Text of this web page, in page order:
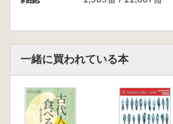
一緒に買われている本